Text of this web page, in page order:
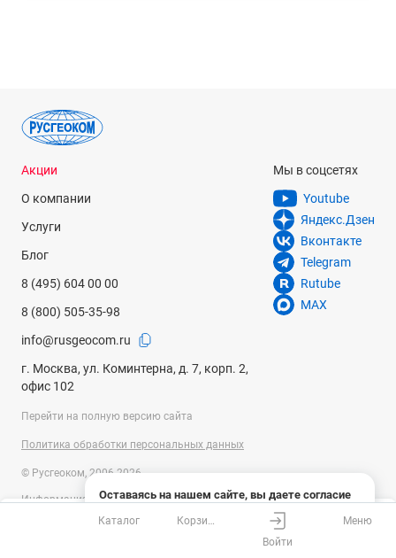
Оставаясь на нашем сайте, вы даете согласие
на использование файлов cookies и сбор данных
системами веб-аналитики
Акции
О компании
Услуги
Блог
8 (495) 604 00 00
8 (800) 505-35-98
info@rusgeocom.ru
г. Москва, ул. Коминтерна, д. 7, корп. 2,
офис 102
Мы в соцсетях
Youtube
Яндекс.Дзен
Вконтакте
Telegram
Rutube
MAX
Перейти на полную версию сайта
Политика обработки персональных данных
© Русгеоком, 2006-2026
Информация на сайте носит справочный характер и не является
публичной офертой, определяемой положениями Статьи 437
Гражданского кодекса Российской Федерации. Технические
Каталог
Корзина
Войти
Меню